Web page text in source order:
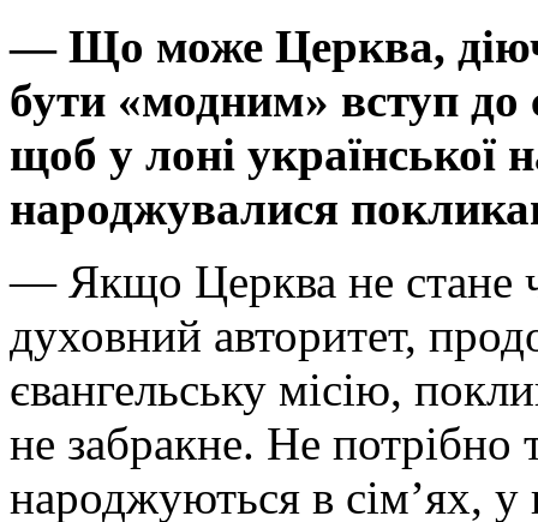
— Що може Церква,
бути «модним» вступ до
щоб у лоні української
народжувалися
— Якщо Церква не стане
духовний авторитет,
євангельську місію,
не забракне. Не
народжуються в сім’ях,